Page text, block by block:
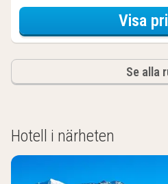
Visa
Se alla
Hotell i närheten